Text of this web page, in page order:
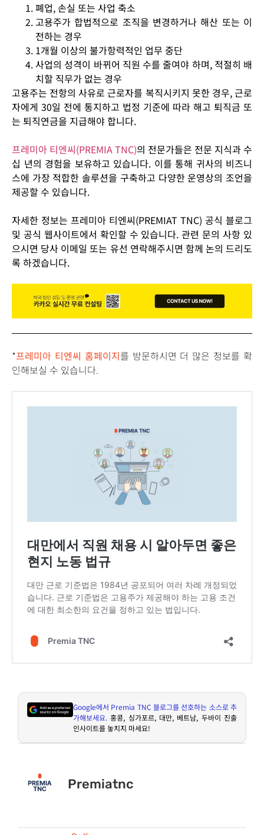
폐업, 손실 또는 사업 축소
고용주가 합법적으로 조직을 변경하거나 해산 또는 이
전하는 경우
1개월 이상의 불가항력적인 업무 중단
사업의 성격이 바뀌어 직원 수를 줄여야 하며, 적절히 배
치할 직무가 없는 경우
고용주는 전항의 사유로 근로자를 복직시키지 못한 경우, 근로
자에게 30일 전에 통지하고 법정 기준에 따라 해고 퇴직금 또
는 퇴직연금을 지급해야 합니다.
프레미아 티엔씨(PREMIA TNC)의 전문가들은 전문 지식과 수
십 년의 경험을 보유하고 있습니다. 이를 통해 귀사의 비즈니
스에 가장 적합한 솔루션을 구축하고 다양한 운영상의 조언을
제공할 수 있습니다.
자세한 정보는 프레미아 티엔씨(PREMIAT TNC) 공식 블로그
및 공식 웹사이트에서 확인할 수 있습니다. 관련 문의 사항 있
으시면 당사 이메일 또는 유선 연락해주시면 함께 논의 드리도
록 하겠습니다.
*프레미아 티엔씨 홈페이지를 방문하시면 더 많은 정보를 확
인해보실 수 있습니다.
Google에서 Premia TNC블로그를 선호하는 소스로 추
가해보세요. 홍콩, 싱가포르, 대만, 베트남, 두바이 진출
인사이트를 놓치지 마세요!
Premiatnc